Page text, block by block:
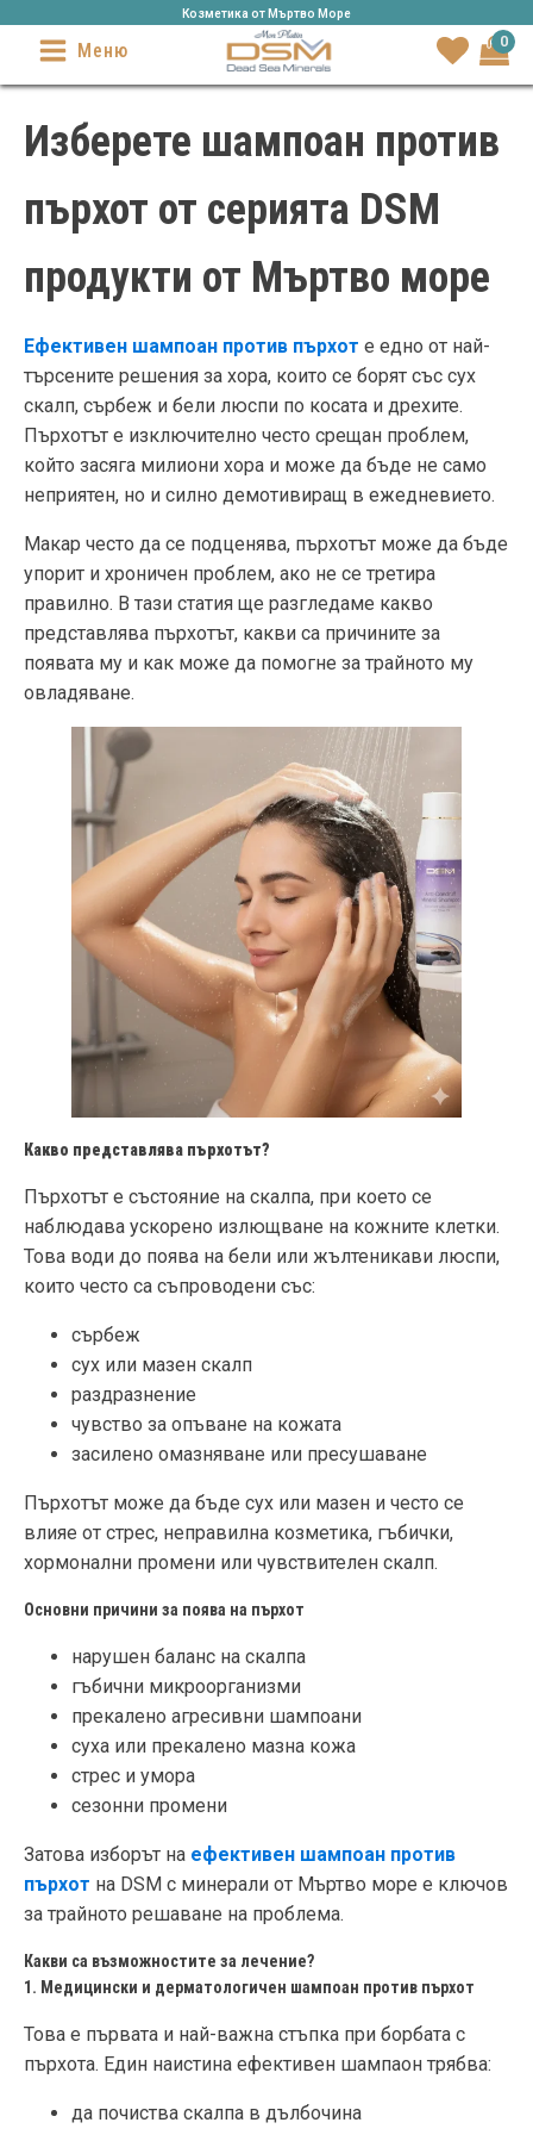
Козметика от Mъртво Море
Меню 0
Изберете шампоан против
пърхот от серията DSM
продукти от Мъртво море
Ефективен шампоан против пърхот е едно от най-
търсените решения за хора, които се борят със сух
скалп, сърбеж и бели люспи по косата и дрехите.
Пърхотът е изключително често срещан проблем,
който засяга милиони хора и може да бъде не само
неприятен, но и силно демотивиращ в ежедневието.
Макар често да се подценява, пърхотът може да бъде
упорит и хроничен проблем, ако не се третира
правилно. В тази статия ще разгледаме какво
представлява пърхотът, какви са причините за
появата му и как може да помогне за трайното му
овладяване.
Какво представлява пърхотът?
Пърхотът е състояние на скалпа, при което се
наблюдава ускорено излющване на кожните клетки.
Това води до поява на бели или жълтеникави люспи,
които често са съпроводени със:
сърбеж
сух или мазен скалп
раздразнение
чувство за опъване на кожата
засилено омазняване или пресушаване
Пърхотът може да бъде сух или мазен и често се
влияе от стрес, неправилна козметика, гъбички,
хормонални промени или чувствителен скалп.
Основни причини за поява на пърхот
нарушен баланс на скалпа
гъбични микроорганизми
прекалено агресивни шампоани
суха или прекалено мазна кожа
стрес и умора
сезонни промени
Затова изборът на ефективен шампоан против
пърхот на DSM с минерали от Мъртво море е ключов
за трайното решаване на проблема.
Какви са възможностите за лечение?
1. Медицински и дерматологичен шампоан против пърхот
Това е първата и най-важна стъпка при борбата с
пърхота. Един наистина ефективен шампаон трябва:
да почиства скалпа в дълбочина